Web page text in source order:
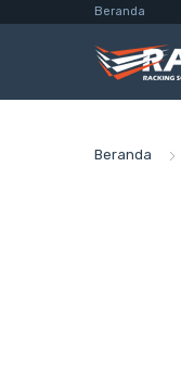
Beranda
Beranda